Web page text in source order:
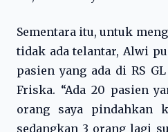
Sementara itu, untuk
tidak ada telantar, Alwi
pasien yang ada di RS
Friska. “Ada 20 pasien
orang saya pindahkan
sedangkan 3 orang lagi